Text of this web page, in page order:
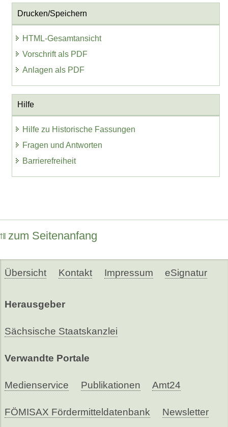
Drucken/Speichern
HTML-Gesamtansicht
Vorschrift als PDF
Anlagen als PDF
Hilfe
Hilfe zu Historische Fassungen
Fragen und Antworten
Barrierefreiheit
zum Seitenanfang
Übersicht Kontakt Impressum eSignatur
Herausgeber
Sächsische Staatskanzlei
Verwandte Portale
Medienservice Publikationen Amt24
FÖMISAX Fördermitteldatenbank Newsletter